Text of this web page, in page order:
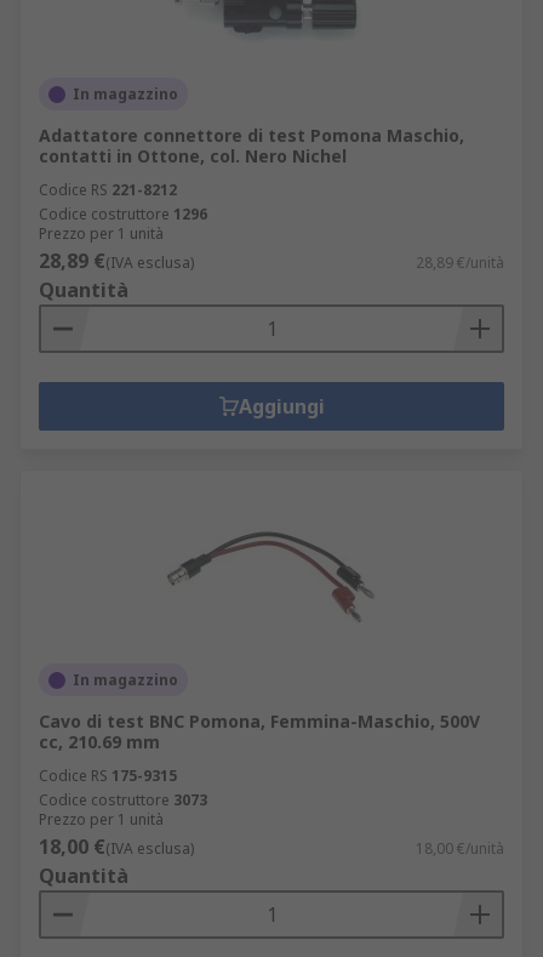
In magazzino
Adattatore connettore di test Pomona Maschio,
contatti in Ottone, col. Nero Nichel
Codice RS 221-8212
Codice costruttore 1296
Prezzo per 1 unità
28,89 €(IVA esclusa) 28,89 €/unità
Quantità
Aggiungi
In magazzino
Cavo di test BNC Pomona, Femmina-Maschio, 500V
cc, 210.69 mm
Codice RS 175-9315
Codice costruttore 3073
Prezzo per 1 unità
18,00 €(IVA esclusa) 18,00 €/unità
Quantità